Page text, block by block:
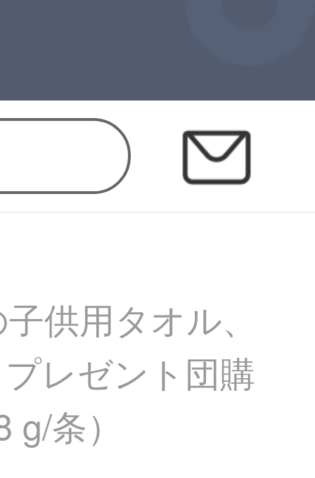
供用タオル、
レゼント団購
条）